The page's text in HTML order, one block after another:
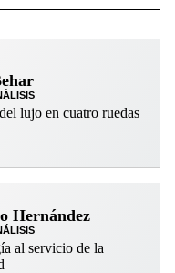
lujo en cuatro ruedas
Hernández
al servicio de la